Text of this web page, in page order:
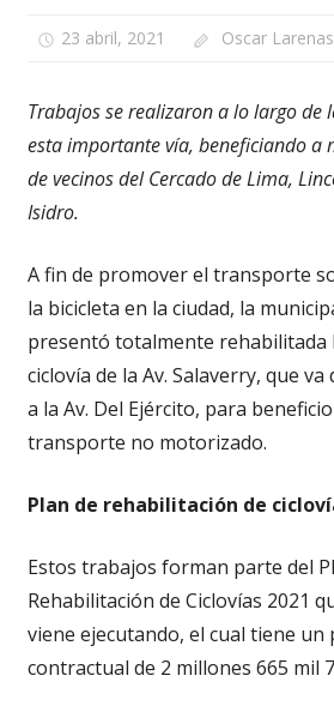
23 abril, 2021 Oscar Larenas
Trabajos se realizaron a lo largo de
esta importante vía, beneficiando a
de vecinos del Cercado de Lima,
Isidro.
A fin de promover el transporte
la bicicleta en la ciudad, la
presentó totalmente rehabilitada
ciclovía de la Av. Salaverry, que va
a la Av. Del Ejército, para
transporte no motorizado.
Plan de rehabilitación de
Estos trabajos forman parte del
Rehabilitación de Ciclovías 2021
viene ejecutando, el cual tiene
contractual de 2 millones 665 mil